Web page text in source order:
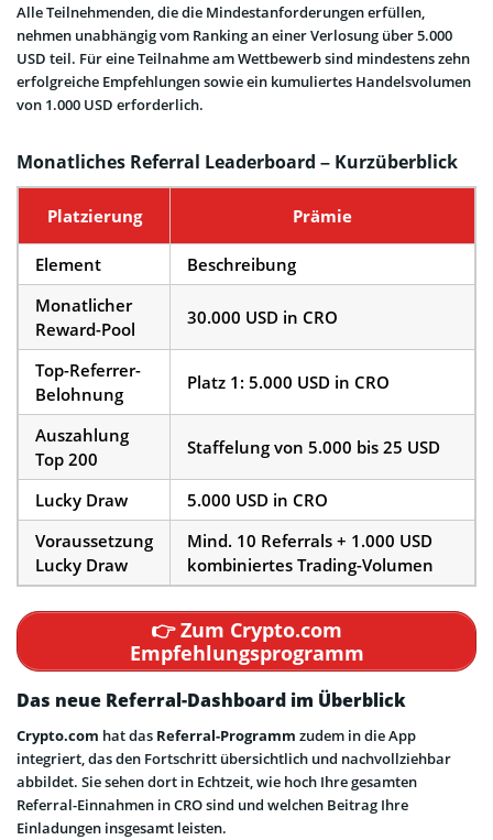
Alle Teilnehmenden, die die Mindestanforderungen erfüllen,
nehmen unabhängig vom Ranking an einer Verlosung über 5.000
USD teil. Für eine Teilnahme am Wettbewerb sind mindestens zehn
erfolgreiche Empfehlungen sowie ein kumuliertes Handelsvolumen
von 1.000 USD erforderlich.
Monatliches Referral Leaderboard – Kurzüberblick
Platzierung Prämie
Element
Beschreibung
Monatlicher
Reward-Pool
30.000 USD in CRO
Top-Referrer-
Belohnung
Platz 1: 5.000 USD in CRO
Auszahlung
Top 200
Staffelung von 5.000 bis 25 USD
Lucky Draw
5.000 USD in CRO
Voraussetzung
Lucky Draw
Mind. 10 Referrals + 1.000 USD
kombiniertes Trading-Volumen
👉 Zum Crypto.com
Empfehlungsprogramm
Das neue Referral-Dashboard im Überblick
Crypto.com hat das Referral-Programm zudem in die App
integriert, das den Fortschritt übersichtlich und nachvollziehbar
abbildet. Sie sehen dort in Echtzeit, wie hoch Ihre gesamten
Referral-Einnahmen in CRO sind und welchen Beitrag Ihre
Einladungen insgesamt leisten.